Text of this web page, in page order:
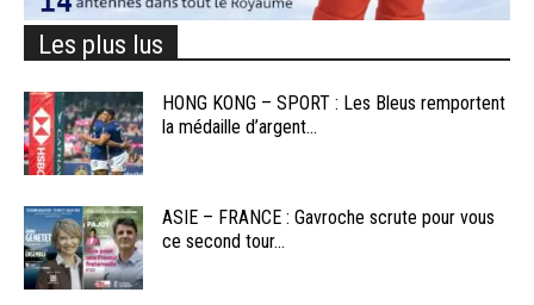
Les plus lus
HONG KONG – SPORT : Les Bleus remportent
la médaille d’argent...
ASIE – FRANCE : Gavroche scrute pour vous
ce second tour...